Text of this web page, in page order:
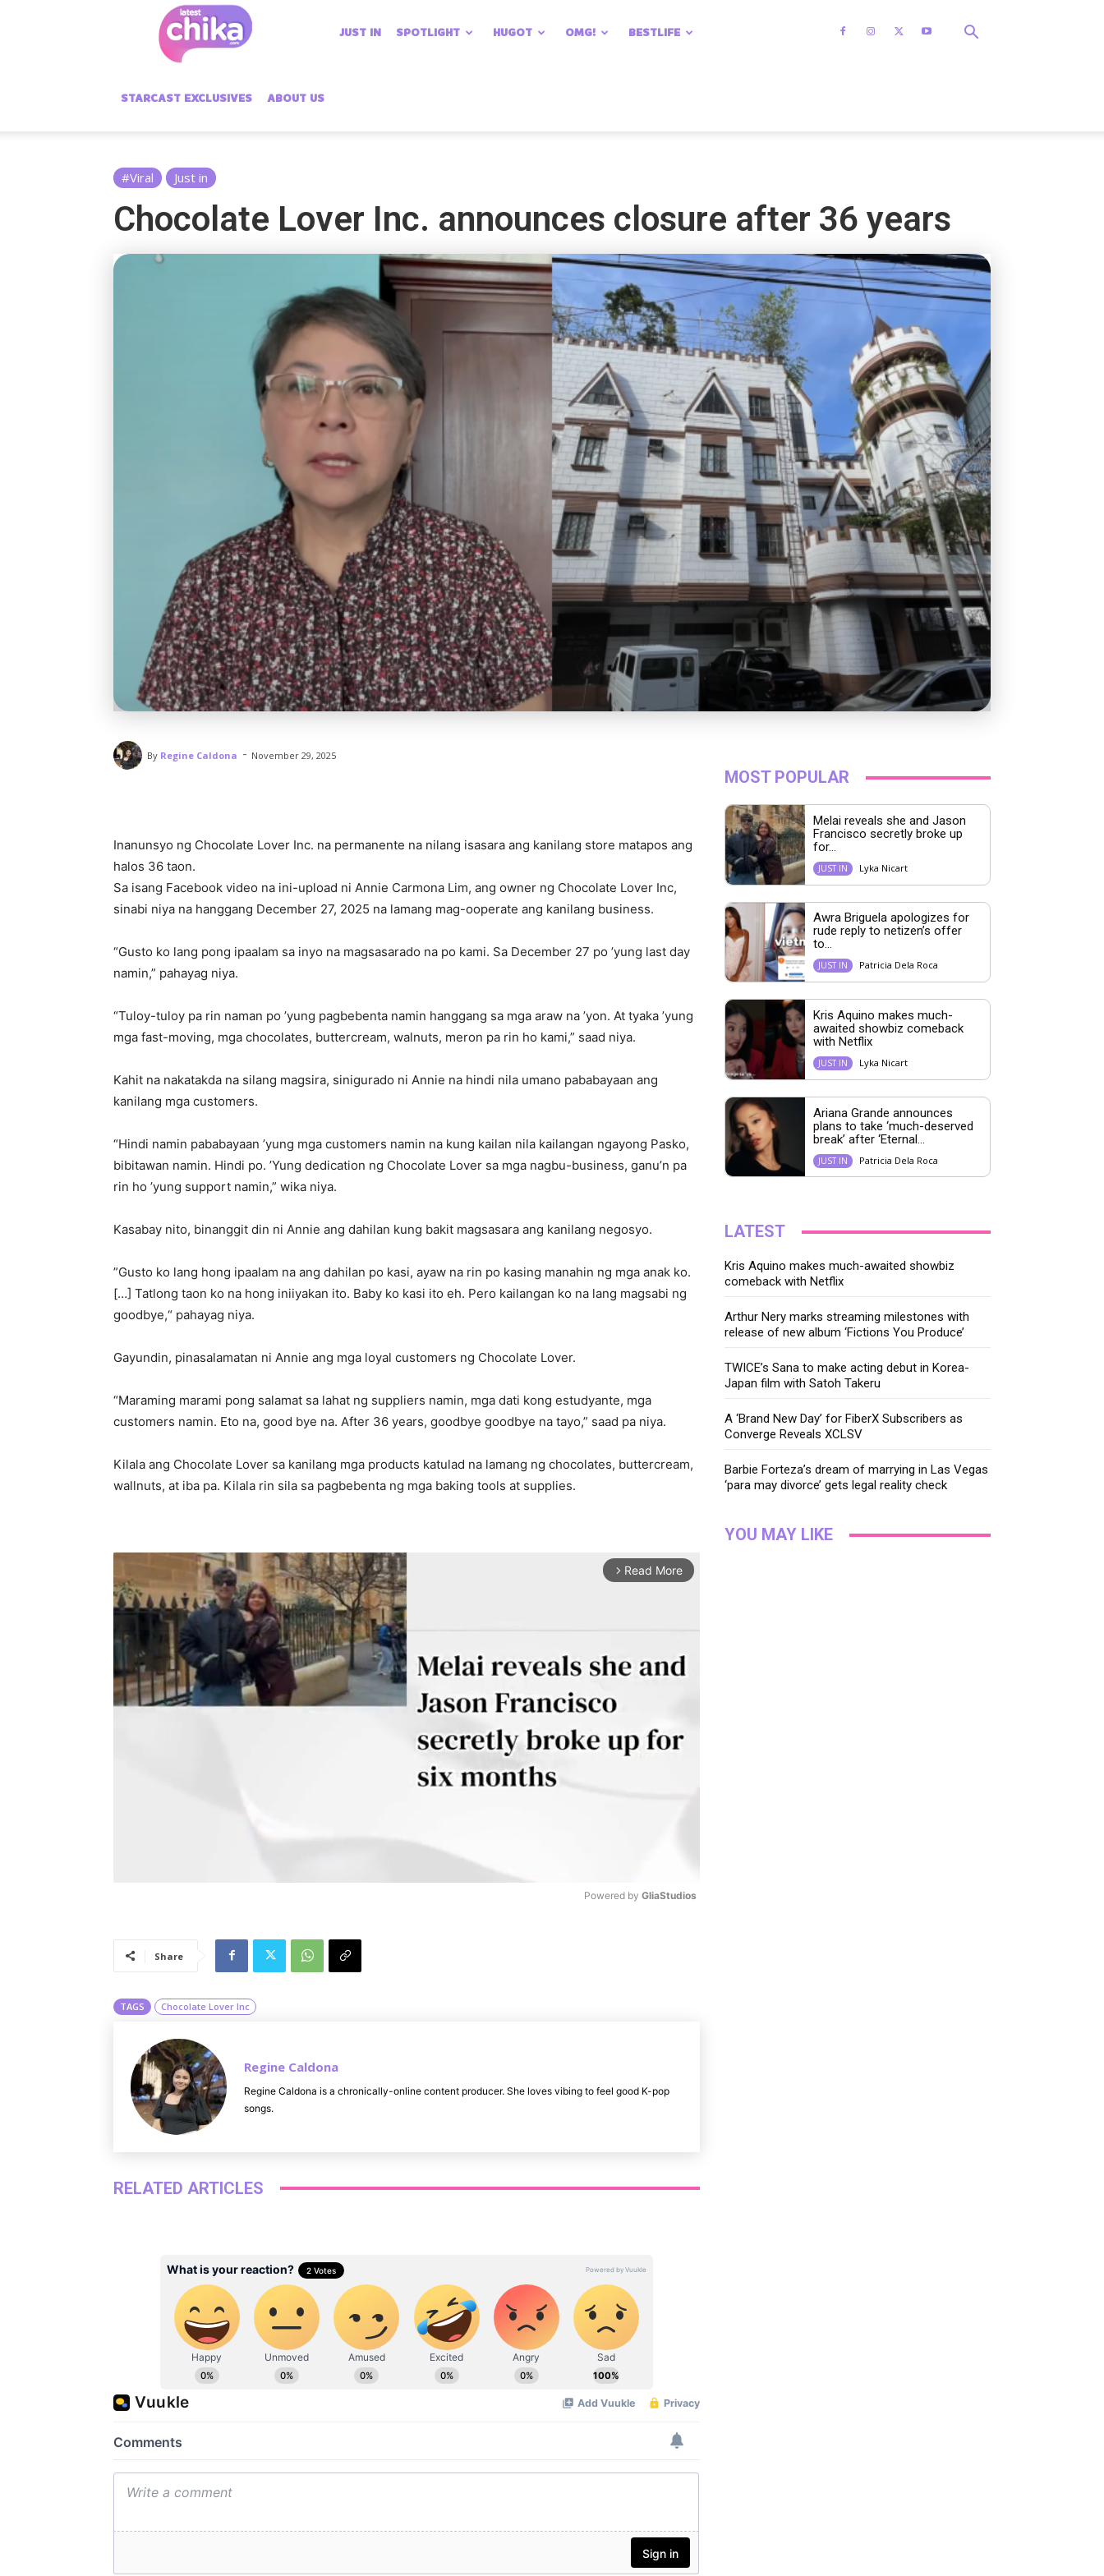
Chika
JUST IN SPOTLIGHT HUGOT OMG! BESTLIFE
STARCAST EXCLUSIVES ABOUT US
#Viral Just in
Chocolate Lover Inc. announces closure after 36 years
By Regine Caldona - November 29, 2025
Inanunsyo ng Chocolate Lover Inc. na permanente na nilang isasara ang kanilang store matapos ang
halos 36 taon.
Sa isang Facebook video na ini-upload ni Annie Carmona Lim, ang owner ng Chocolate Lover Inc,
sinabi niya na hanggang December 27, 2025 na lamang mag-ooperate ang kanilang business.
“Gusto ko lang pong ipaalam sa inyo na magsasarado na po kami. Sa December 27 po ’yung last day
namin,” pahayag niya.
“Tuloy-tuloy pa rin naman po ’yung pagbebenta namin hanggang sa mga araw na ’yon. At tyaka ’yung
mga fast-moving, mga chocolates, buttercream, walnuts, meron pa rin ho kami,” saad niya.
Kahit na nakatakda na silang magsira, sinigurado ni Annie na hindi nila umano pababayaan ang
kanilang mga customers.
“Hindi namin pababayaan ’yung mga customers namin na kung kailan nila kailangan ngayong Pasko,
bibitawan namin. Hindi po. ’Yung dedication ng Chocolate Lover sa mga nagbu-business, ganu’n pa
rin ho ’yung support namin,” wika niya.
Kasabay nito, binanggit din ni Annie ang dahilan kung bakit magsasara ang kanilang negosyo.
”Gusto ko lang hong ipaalam na ang dahilan po kasi, ayaw na rin po kasing manahin ng mga anak ko.
[…] Tatlong taon ko na hong iniiyakan ito. Baby ko kasi ito eh. Pero kailangan ko na lang magsabi ng
goodbye,“ pahayag niya.
Gayundin, pinasalamatan ni Annie ang mga loyal customers ng Chocolate Lover.
“Maraming marami pong salamat sa lahat ng suppliers namin, mga dati kong estudyante, mga
customers namin. Eto na, good bye na. After 36 years, goodbye goodbye na tayo,” saad pa niya.
Kilala ang Chocolate Lover sa kanilang mga products katulad na lamang ng chocolates, buttercream,
wallnuts, at iba pa. Kilala rin sila sa pagbebenta ng mga baking tools at supplies.
arrow_forward_ios Read More
Powered by GliaStudios
Share
TAGS Chocolate Lover Inc
Regine Caldona
Regine Caldona is a chronically-online content producer. She loves vibing to feel good K-pop
songs.
RELATED ARTICLES
MOST POPULAR
Melai reveals she and Jason
Francisco secretly broke up
for...
JUST IN Lyka Nicart
Awra Briguela apologizes for
rude reply to netizen’s offer
to...
JUST IN Patricia Dela Roca
Kris Aquino makes much-
awaited showbiz comeback
with Netflix
JUST IN Lyka Nicart
Ariana Grande announces
plans to take ‘much-deserved
break’ after ‘Eternal...
JUST IN Patricia Dela Roca
LATEST
Kris Aquino makes much-awaited showbiz
comeback with Netflix
Arthur Nery marks streaming milestones with
release of new album ‘Fictions You Produce’
TWICE’s Sana to make acting debut in Korea-
Japan film with Satoh Takeru
A ‘Brand New Day’ for FiberX Subscribers as
Converge Reveals XCLSV
Barbie Forteza’s dream of marrying in Las Vegas
‘para may divorce’ gets legal reality check
YOU MAY LIKE